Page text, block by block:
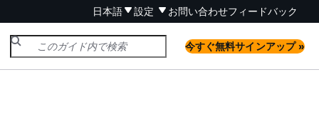
日本語 設定 お問い合わせフィードバック
今すぐ無料サインアップ »